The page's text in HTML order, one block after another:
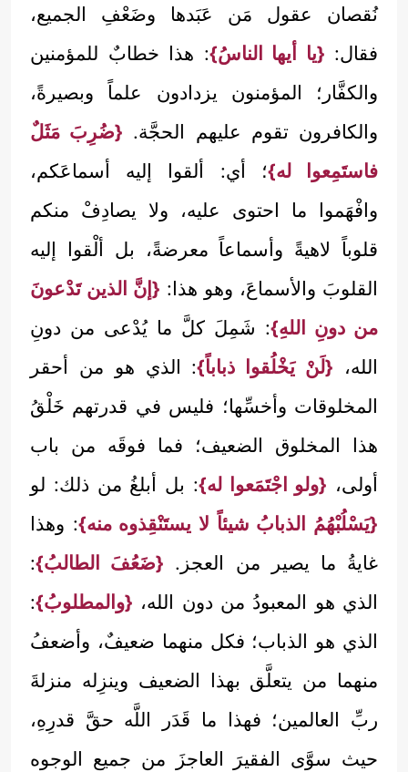
نُقصان عقول مَن عَبَدها وضَعْفِ الجميع،
فقال: {يا أيها الناسُ}: هذا خطابٌ للمؤمنين
والكفَّار؛ المؤمنون يزدادون علماً وبصيرةً،
والكافرون تقوم عليهم الحجَّة. {ضُرِبَ مَثَلٌ
فاستَمِعوا له}؛ أي: ألقوا إليه أسماعَكم،
وافْهَموا ما احتوى عليه، ولا يصادِفْ منكم
قلوباً لاهيةً وأسماعاً معرضةً، بل ألْقوا إليه
القلوبَ والأسماعَ، وهو هذا: {إنَّ الذين تَدْعونَ
من دونِ اللهِ}: شَمِلَ كلَّ ما يُدْعى من دونِ
الله، {لَنْ يَخْلُقوا ذباباً}: الذي هو من أحقر
المخلوقات وأخسِّها؛ فليس في قدرتهم خَلْقُ
هذا المخلوق الضعيف؛ فما فوقَه من باب
أولى، {ولو اجْتَمَعوا له}: بل أبلغُ من ذلك: لو
{يَسْلُبْهُمُ الذبابُ شيئاً لا يستَنْقِذوه منه}: وهذا
غايةُ ما يصير من العجز. {ضَعُفَ الطالبُ}:
الذي هو المعبودُ من دون الله، {والمطلوبُ}:
الذي هو الذباب؛ فكل منهما ضعيفٌ، وأضعفُ
منهما من يتعلَّق بهذا الضعيف وينزِله منزلةَ
ربِّ العالمين؛ فهذا ما قَدَر اللَّه حقَّ قدرِهِ،
حيث سوَّى الفقيرَ العاجزَ من جميع الوجوه